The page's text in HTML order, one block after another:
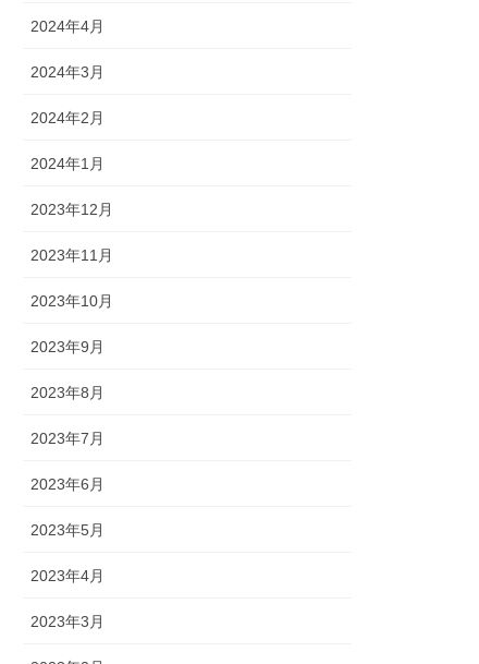
2024年4月
2024年3月
2024年2月
2024年1月
2023年12月
2023年11月
2023年10月
2023年9月
2023年8月
2023年7月
2023年6月
2023年5月
2023年4月
2023年3月